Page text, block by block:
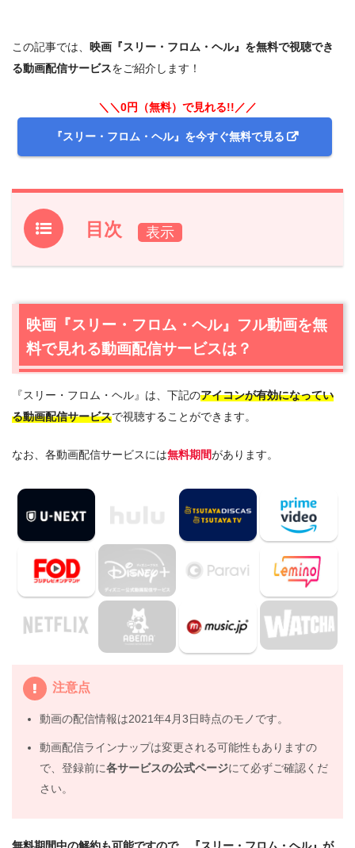
この記事では、 映画『スリー・フロム・ヘル』を無料で視聴でき
る動画配信サービスをご紹介します！
＼＼0円（無料）で見れる!!／／
『スリー・フロム・ヘル』を今すぐ無料で見る
目次
1.映画『スリー・フロム・ヘル』フル動画を無料で見れる
一番おすすめ
1.2映画『スリー・フロム・ヘル』を動画配信＆宅配レンタ
ルで楽しめるTSUTAYA TVもおすすめ
2. 映画『スリー・フロム・ヘル』作品情報
2.1映画『スリー・フロム・ヘル』あらすじ
映画『スリー・フロム・ヘル』感想・口コミ
2.4映画『スリー・フロム・ヘル』制作スタッフ
3.映画『スリー・フロム・ヘル』を見たい人におすすめの
関連作品
3.1 『マーダー・ライド・ショー』（2003年）
3.2『マーダー・ライド・ショー２ デビルズ・リジェク
ト』（2005年）
3.3 『ハロウィンII』（2009年）
映画『スリー・フロム・ヘル』の動画はDailymotionや
Pandoraではなく、配信サービスで安全に見よう
映画『スリー・フロム・ヘル』フル動画を無
料で見れる動画配信サービスは？
『スリー・フロム・ヘル』は、下記のアイコンが有効になってい
る動画配信サービスで視聴することができます。
なお、各動画配信サービスには無料期間があります。
注意点
動画の配信情報は2021年4月3日時点のモノです。
動画配信ラインナップは変更される可能性もありますの
で、登録前に各サービスの公式ページにて必ずご確認くだ
さい。